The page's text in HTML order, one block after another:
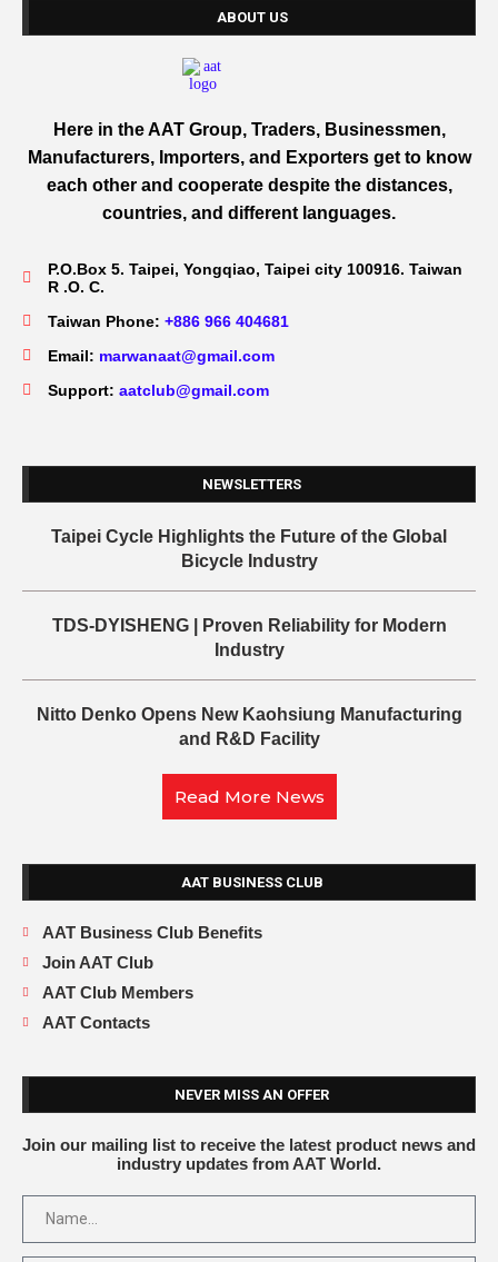
ABOUT US
Here in the AAT Group, Traders, Businessmen,
Manufacturers, Importers, and Exporters get to know
each other and cooperate despite the distances,
countries, and different languages.
P.O.Box 5. Taipei, Yongqiao, Taipei city 100916. Taiwan
R .O. C.
Taiwan Phone: +886 966 404681
Email: marwanaat@gmail.com
Support: aatclub@gmail.com
NEWSLETTERS
Taipei Cycle Highlights the Future of the Global
Bicycle Industry
TDS-DYISHENG | Proven Reliability for Modern
Industry
Nitto Denko Opens New Kaohsiung Manufacturing
and R&D Facility
Read More News
AAT BUSINESS CLUB
AAT Business Club Benefits
Join AAT Club
AAT Club Members
AAT Contacts
NEVER MISS AN OFFER
Join our mailing list to receive the latest product news and
industry updates from AAT World.